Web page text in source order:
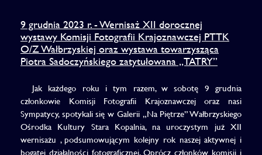
9 grudnia 2023 r. - Wernisaż XII dorocznej
wystawy Komisji Fotografii Krajoznawczej PTTK
O/Z Wałbrzyskiej oraz wystawa towarzysząca
Piotra Sadoczyńskiego zatytułowana „TATRY”
Jak każdego roku i tym razem, w sobotę 9 grudnia
członkowie Komisji Fotografii Krajoznawczej oraz nasi
Sympatycy, spotykali się w Galerii „Na Piętrze” Wałbrzyskiego
Ośrodka Kultury Stara Kopalnia, na uroczystym już XII
wernisażu , podsumowującym kolejny rok naszej aktywnej i
bogatej działalności fotograficznej. Oprócz członków komisji i